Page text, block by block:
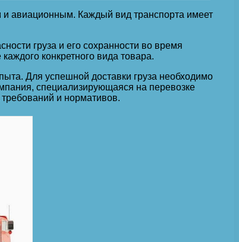
авиационным. Каждый вид транспорта имеет
груза и его сохранности во время
конкретного вида товара.
Для успешной доставки груза необходимо
специализирующаяся на перевозке
и нормативов.